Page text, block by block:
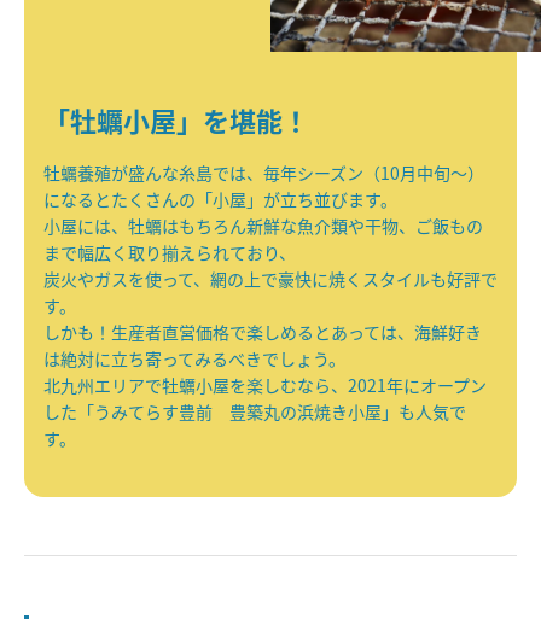
「牡蠣小屋」を堪能！
牡蠣養殖が盛んな糸島では、毎年シーズン（10月中旬～）
になるとたくさんの「小屋」が立ち並びます。
小屋には、牡蠣はもちろん新鮮な魚介類や干物、ご飯もの
まで幅広く取り揃えられており、
炭火やガスを使って、網の上で豪快に焼くスタイルも好評で
す。
しかも！生産者直営価格で楽しめるとあっては、海鮮好き
は絶対に立ち寄ってみるべきでしょう。
北九州エリアで牡蠣小屋を楽しむなら、2021年にオープン
した「うみてらす豊前 豊築丸の浜焼き小屋」も人気で
す。